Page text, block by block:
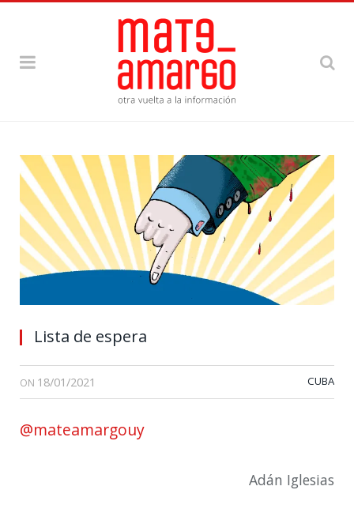
Lista de espera
ON 18/01/2021 CUBA
@mateamargouy
Adán Iglesias